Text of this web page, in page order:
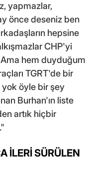
yapmazlar,
önce deseniz ben
hepsine
CHP'yi
hem duyduğum
TGRT'de bir
öyle bir şey
Burhan'ın liste
artık hiçbir
İLERİ SÜRÜLEN